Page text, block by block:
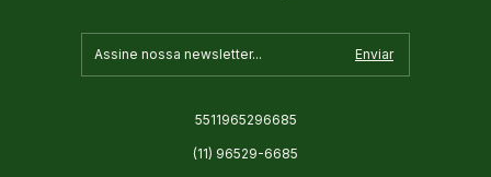
5511965296685
(11) 96529-6685